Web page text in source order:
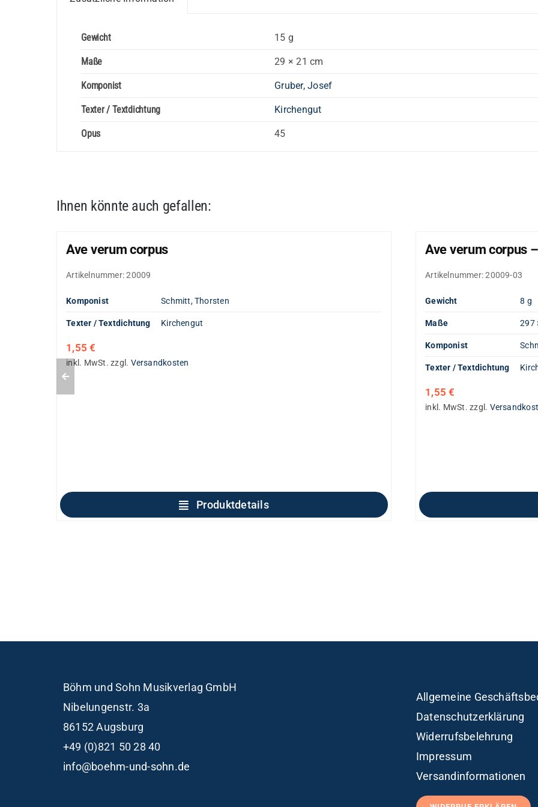
3.
in
C
Gewicht 15 g
Maße 29 × 21 cm
Komponist Gruber, Josef
Texter / Textdichtung Kirchengut
Opus 45
Ihnen könnte auch gefallen:
Ave verum corpus
Artikelnummer:20009
Komponist Schmitt, Thorsten
Texter / Textdichtung Kirchengut
1,55€
inkl. MwSt. zzgl. Versandkosten
Produktdetails
Ave verum corpus
Artikelnummer:20009-03
Gewicht 8 g
Maße 297
Komponist
Texter / Textdichtung
1,55€
inkl. MwSt. zzgl.
Böhm und Sohn Musikverlag GmbH
Nibelungenstr. 3a
86152 Augsburg
+49 (0)821 50 28 40
info@boehm-und-sohn.de
Allgemeine
Datenschutzerklärung
Widerrufsbelehrung
Impressum
Versandinformationen